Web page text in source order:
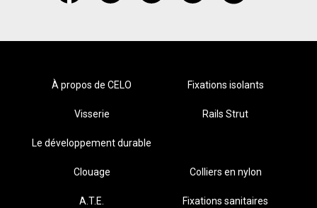
À propos de CELO Fixations isolants
Visserie Rails Strut
Le développement durable
Clouage Colliers en nylon
A.T.E. Fixations sanitaires